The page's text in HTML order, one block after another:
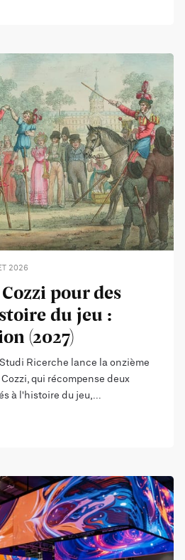
2026
pour des
du jeu :
(2027)
Ricerche lance la onzième
qui récompense deux
à l'histoire du jeu,